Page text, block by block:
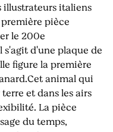
illustrateurs italiens
pièce
le 200e
s'agit d'une plaque de
figure la première
animal qui
et dans les airs
La pièce
du temps,